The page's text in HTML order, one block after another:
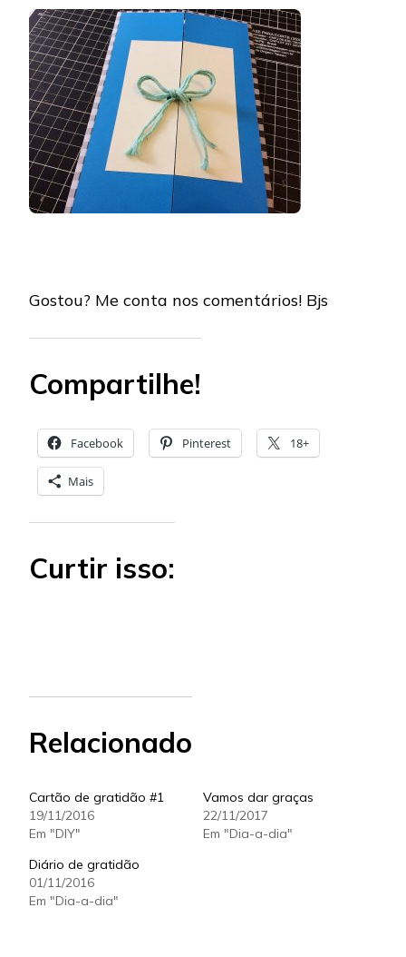
Gostou? Me conta nos comentários! Bjs
Compartilhe!
Facebook Pinterest 18+
Mais
Curtir isso:
Relacionado
Cartão de gratidão #1
19/11/2016
Em "DIY"
Vamos dar graças
22/11/2017
Em "Dia-a-dia"
Diário de gratidão
01/11/2016
Em "Dia-a-dia"